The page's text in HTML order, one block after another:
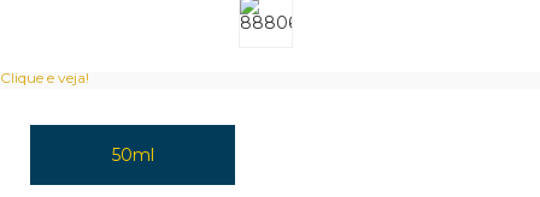
Clique e veja!
50ml